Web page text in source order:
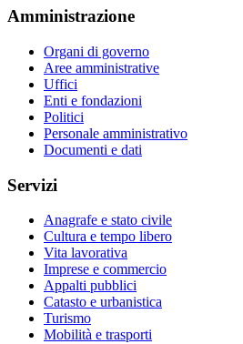
Amministrazione
Organi di governo
Aree amministrative
Uffici
Enti e fondazioni
Politici
Personale amministrativo
Documenti e dati
Servizi
Anagrafe e stato civile
Cultura e tempo libero
Vita lavorativa
Imprese e commercio
Appalti pubblici
Catasto e urbanistica
Turismo
Mobilità e trasporti